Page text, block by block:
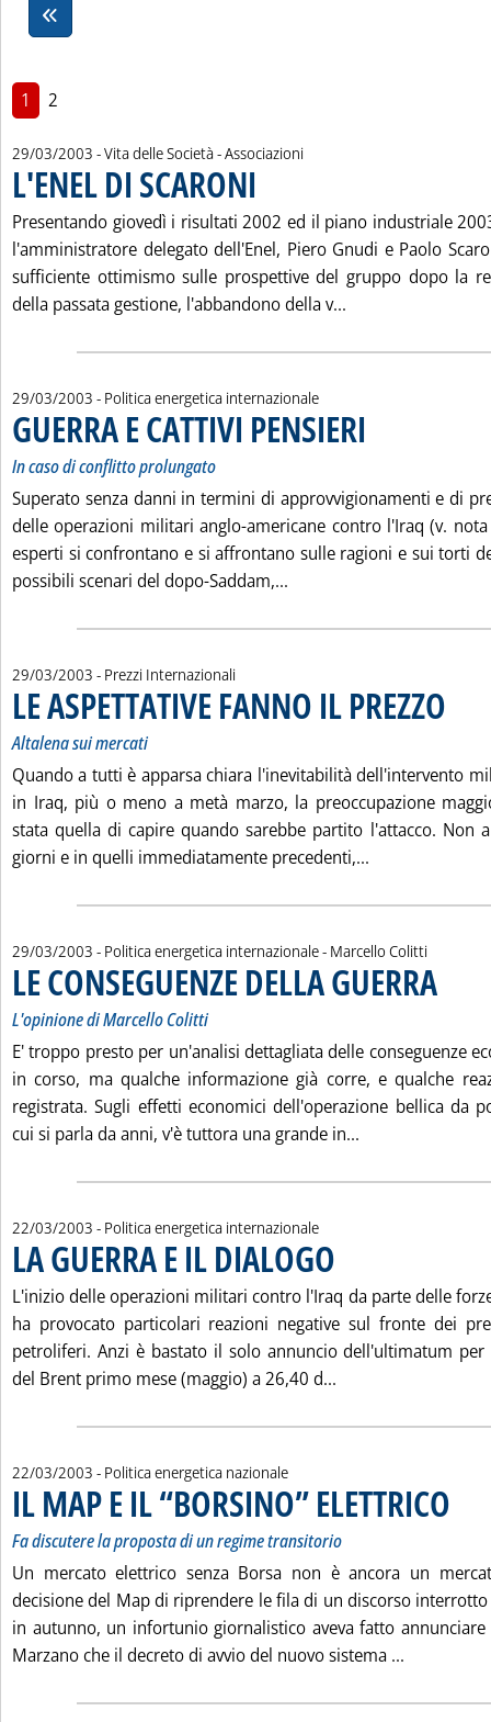
1 2
29/03/2003 - Vita delle Società - Associazioni
L'ENEL DI SCARONI
Presentando giovedì i risultati 2002 ed il piano industriale
l'amministratore delegato dell'Enel, Piero Gnudi e Paolo
sufficiente ottimismo sulle prospettive del gruppo dopo la
della passata gestione, l'abbandono della v...
29/03/2003 - Politica energetica internazionale
GUERRA E CATTIVI PENSIERI
In caso di conflitto prolungato
Superato senza danni in termini di approvvigionamenti e di
delle operazioni militari anglo-americane contro l'Iraq (v.
esperti si confrontano e si affrontano sulle ragioni e sui torti
possibili scenari del dopo-Saddam,...
29/03/2003 - Prezzi Internazionali
LE ASPETTATIVE FANNO IL PREZZO
Altalena sui mercati
Quando a tutti è apparsa chiara l'inevitabilità dell'intervento
in Iraq, più o meno a metà marzo, la preoccupazione
stata quella di capire quando sarebbe partito l'attacco. Non
giorni e in quelli immediatamente precedenti,...
29/03/2003 - Politica energetica internazionale - di:
Marcello Colitti
LE CONSEGUENZE DELLA GUERRA
L'opinione di Marcello Colitti
E' troppo presto per un'analisi dettagliata delle conseguenze
in corso, ma qualche informazione già corre, e qualche
registrata. Sugli effetti economici dell'operazione bellica da
cui si parla da anni, v'è tuttora una grande in...
22/03/2003 - Politica energetica internazionale
LA GUERRA E IL DIALOGO
L'inizio delle operazioni militari contro l'Iraq da parte delle
ha provocato particolari reazioni negative sul fronte dei
petroliferi. Anzi è bastato il solo annuncio dell'ultimatum per
del Brent primo mese (maggio) a 26,40 d...
22/03/2003 - Politica energetica nazionale
IL MAP E IL “BORSINO” ELETTRICO
Fa discutere la proposta di un regime transitorio
Un mercato elettrico senza Borsa non è ancora un
decisione del Map di riprendere le fila di un discorso
in autunno, un infortunio giornalistico aveva fatto
Marzano che il decreto di avvio del nuovo sistema ...